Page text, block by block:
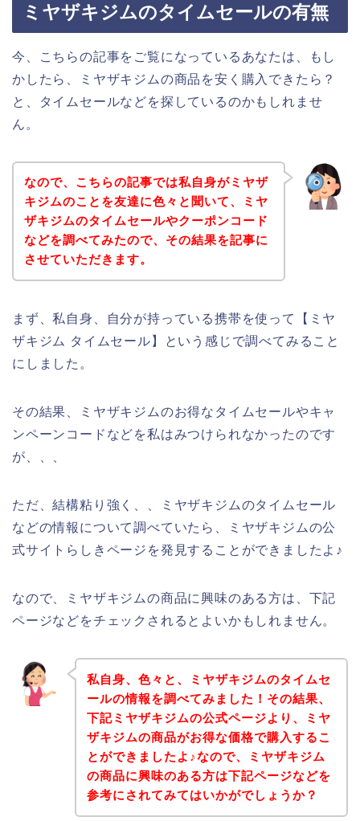
ミヤザキジムのタイムセールの有無
今、こちらの記事をご覧になっているあなたは、もし
かしたら、ミヤザキジムの商品を安く購入できたら？
と、タイムセールなどを探しているのかもしれませ
ん。
なので、こちらの記事では私自身がミヤザ
キジムのことを友達に色々と聞いて、ミヤ
ザキジムのタイムセールやクーポンコード
などを調べてみたので、その結果を記事に
させていただきます。
まず、私自身、自分が持っている携帯を使って【ミヤ
ザキジム タイムセール】という感じで調べてみること
にしました。
その結果、ミヤザキジムのお得なタイムセールやキャ
ンペーンコードなどを私はみつけられなかったのです
が、、、
ただ、結構粘り強く、、ミヤザキジムのタイムセール
などの情報について調べていたら、ミヤザキジムの公
式サイトらしきページを発見することができましたよ♪
なので、ミヤザキジムの商品に興味のある方は、下記
ページなどをチェックされるとよいかもしれません。
私自身、色々と、ミヤザキジムのタイムセ
ールの情報を調べてみました！その結果、
下記ミヤザキジムの公式ページより、ミヤ
ザキジムの商品がお得な価格で購入するこ
とができましたよ♪なので、ミヤザキジム
の商品に興味のある方は下記ページなどを
参考にされてみてはいかがでしょうか？